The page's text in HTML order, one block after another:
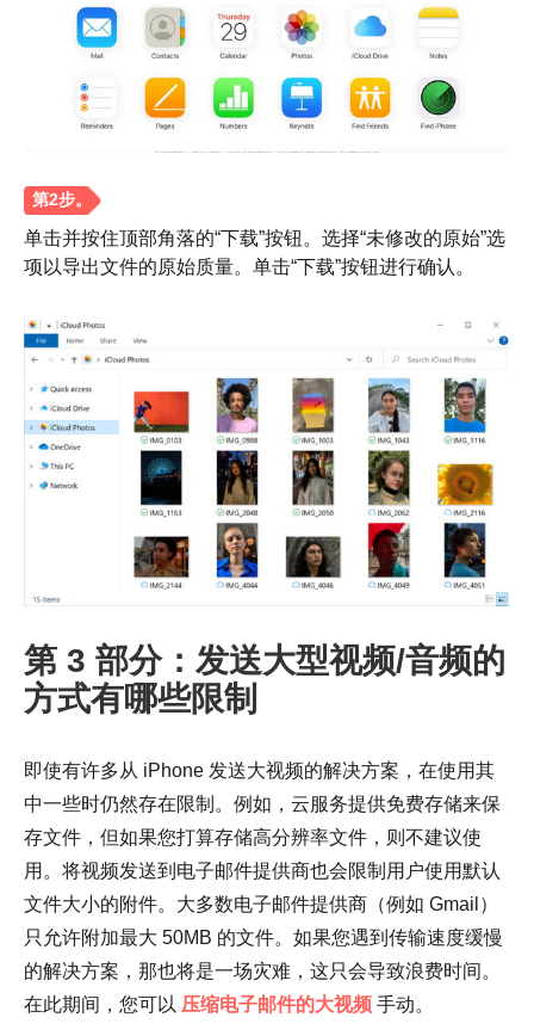
步骤1。
单击并按住顶部角落的“下载”按钮。选择“未修改的原始”选
项以导出文件的原始质量。单击“下载”按钮进行确认。
第 3 部分：发送大型视频/音频的
方式有哪些限制
即使有许多从 iPhone 发送大视频的解决方案，在使用其
中一些时仍然存在限制。例如，云服务提供免费存储来保
存文件，但如果您打算存储高分辨率文件，则不建议使
用。将视频发送到电子邮件提供商也会限制用户使用默认
文件大小的附件。大多数电子邮件提供商（例如 Gmail）
只允许附加最大 50MB 的文件。如果您遇到传输速度缓慢
的解决方案，那也将是一场灾难，这只会导致浪费时间。
在此期间，您可以 压缩电子邮件的大视频 手动。